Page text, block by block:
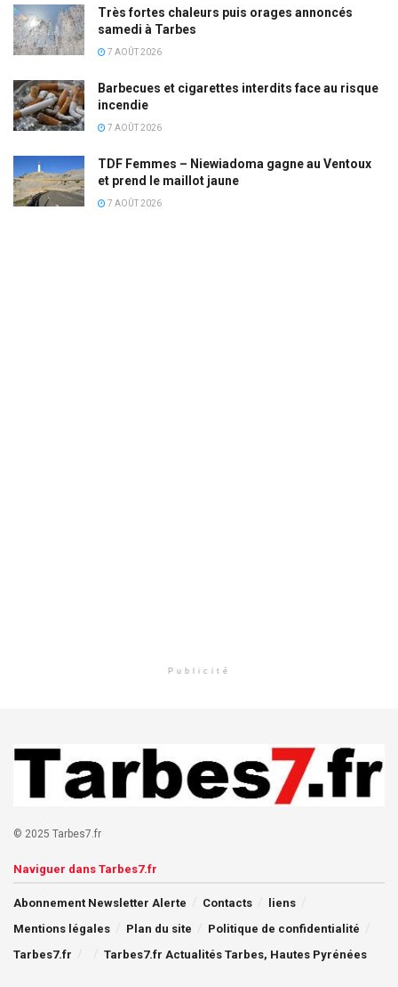
Très fortes chaleurs puis orages annoncés
samedi à Tarbes
7 AOÛT 2026
Barbecues et cigarettes interdits face au risque
incendie
7 AOÛT 2026
TDF Femmes – Niewiadoma gagne au Ventoux
et prend le maillot jaune
7 AOÛT 2026
Publicité
© 2025 Tarbes7.fr
Naviguer dans Tarbes7.fr
Abonnement Newsletter Alerte Contacts
liens
Mentions légales
Plan du site
Politique de confidentialité
Tarbes7.fr
Tarbes7.fr Actualités Tarbes, Hautes Pyrénées